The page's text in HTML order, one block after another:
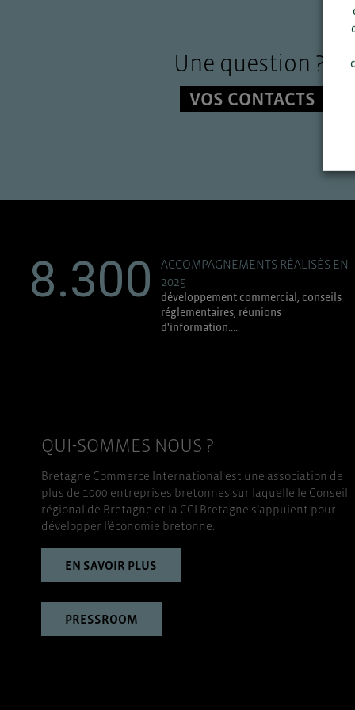
Une question ?
VOS CONTACTS
8.300
ACCOMPAGNEMENTS RÉALISÉS EN
2025
développement commercial, conseils
réglementaires, réunions
d'information....
QUI-SOMMES NOUS ?
Bretagne Commerce International est une association de
plus de 1000 entreprises bretonnes sur laquelle le Conseil
régional de Bretagne et la CCI Bretagne s’appuient pour
développer l’économie bretonne.
EN SAVOIR PLUS
PRESSROOM